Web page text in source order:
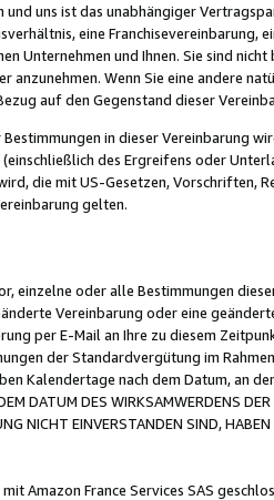
und uns ist das unabhängiger
eine Franchisevereinbarung,
Unternehmen und Ihnen. Sie sind
anzunehmen. Wenn Sie eine andere
auf den Gegenstand dieser
in dieser Vereinbarung
des Ergreifens oder
die mit US-Gesetzen, Vorschriften,
gelten.
einzelne oder alle Bestimmungen
Vereinbarung oder eine
per E-Mail an Ihre zu diesem
der Standardvergütung im
Kalendertage nach dem Datum, an
DATUM DES WIRKSAMWERDENS
NICHT EINVERSTANDEN SIND,
Amazon France Services SAS